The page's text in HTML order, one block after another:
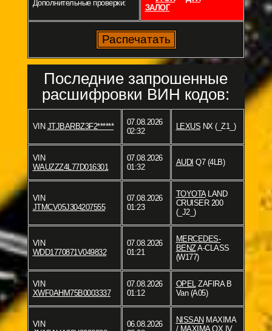
Дополнительные проверки:
ЗАЛОГ
Последние запрошенные
расшифровки ВИН кодов:
VIN JTJBARBZ3F2******
07.08.2026
02:32
LEXUS NX (_Z1_)
VIN
WAUZZZ4L77D016301
07.08.2026
01:32
AUDI Q7 (4LB)
VIN
JTMCV05J304207555
07.08.2026
01:23
TOYOTALAND
CRUISER 200
(_J2_)
VIN
WDD1770871V049832
07.08.2026
01:21
MERCEDES-
BENZA-CLASS
(W177)
VIN
XWF0AHM75B0003337
07.08.2026
01:12
OPELZAFIRA B
Van (A05)
VIN
06.08.2026
NISSAN MAXIMA
/ MAXIMA QX IV